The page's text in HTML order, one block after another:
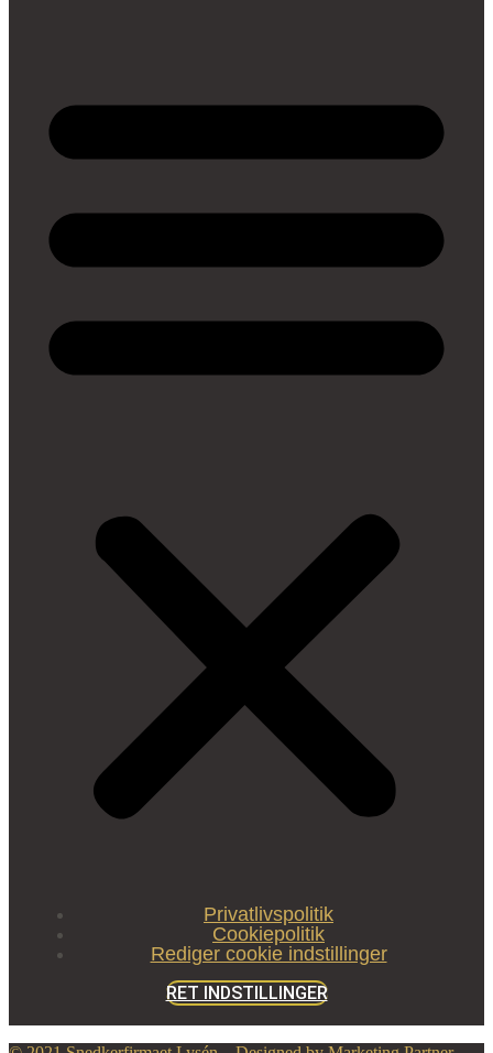
Privatlivspolitik
Cookiepolitik
Rediger cookie indstillinger
RET INDSTILLINGER